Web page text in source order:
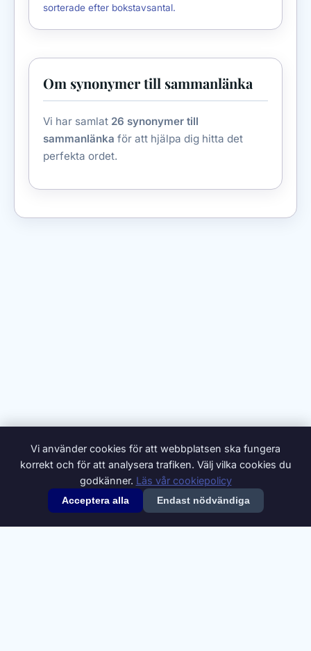
sorterade efter bokstavsantal.
Om synonymer till sammanlänka
Vi har samlat 26 synonymer till
sammanlänka för att hjälpa dig hitta det
perfekta ordet.
© 2026 Synonymer.it.com – Svenskt synonymlexikon
Vi använder cookies för att webbplatsen ska fungera
korrekt och för att analysera trafiken. Välj vilka cookies du
godkänner. Läs vår cookiepolicy
Acceptera alla Endast nödvändiga